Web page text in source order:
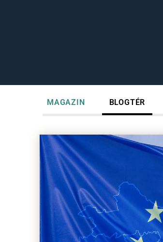
MAGAZIN BLOGTÉR